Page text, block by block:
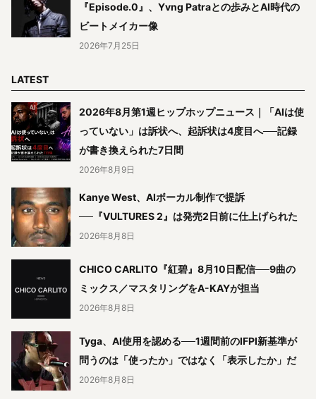
『Episode.0』、Yvng Patraとの歩みとAI時代の
ビートメイカー像
2026年7月25日
LATEST
2026年8月第1週ヒップホップニュース｜「AIは使
っていない」は訴状へ、起訴状は4度目へ──記録
が書き換えられた7日間
2026年8月9日
Kanye West、AIボーカル制作で提訴
──『VULTURES 2』は発売2日前に仕上げられた
2026年8月8日
CHICO CARLITO『紅碧』8月10日配信──9曲の
ミックス／マスタリングをA-KAYが担当
2026年8月8日
Tyga、AI使用を認める──1週間前のIFPI新基準が
問うのは「使ったか」ではなく「表示したか」だ
2026年8月8日